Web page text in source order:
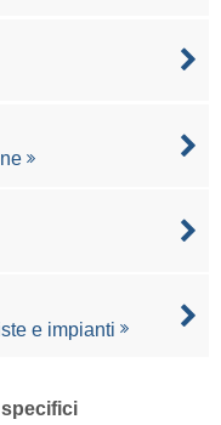
e impianti